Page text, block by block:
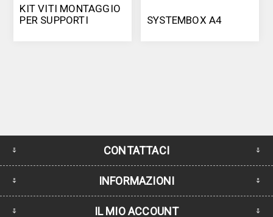
KIT VITI MONTAGGIO
PER SUPPORTI
SYSTEMBOX A4
CONTATTACI
INFORMAZIONI
IL MIO ACCOUNT